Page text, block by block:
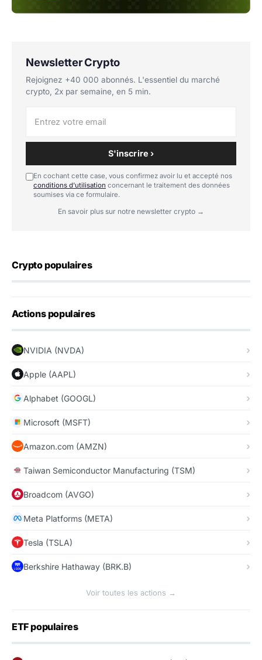
Newsletter Crypto
Rejoignez +40 000 abonnés. L'essentiel du marché
crypto, 2x par semaine, en 5 min.
S'inscrire ›
En cochant cette case, vous confirmez avoir lu et accepté nos
conditions d'utilisation concernant le traitement des données
soumises via ce formulaire.
En savoir plus sur notre newsletter crypto →
Crypto populaires
Actions populaires
NVIDIA (NVDA)
Apple (AAPL)
Alphabet (GOOGL)
Microsoft (MSFT)
Amazon.com (AMZN)
Taiwan Semiconductor Manufacturing (TSM)
Broadcom (AVGO)
Meta Platforms (META)
Tesla (TSLA)
Berkshire Hathaway (BRK.B)
Voir toutes les actions →
ETF populaires